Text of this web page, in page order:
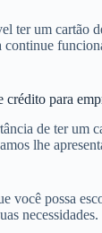
ter um cartão
continue
para
de ter um
lhe
você possa
necessidades.